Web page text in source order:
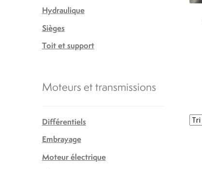
Hydraulique
Sièges
Toit et support
Moteurs et transmissions
Différentiels
Embrayage
Moteur électrique